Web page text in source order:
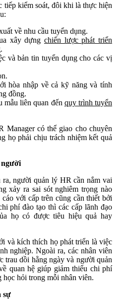
kiểm soát, đôi khi là thực hiện
về nhu cầu tuyển dụng.
xây dựng chiến lược phát triển
.
và bản tin tuyển dụng cho các vị
hòa nhập về cả kỹ năng và tính
đồng.
mẫu liên quan đến quy trình tuyển
Manager có thể giao cho chuyên
họ phải chịu trách nhiệm kết quả
người
người quản lý HR cần nắm vai
xảy ra sai sót nghiêm trọng nào
với cấp trên cũng cần thiết bởi
phí đào tạo thì các cấp lãnh đạo
họ có được tiêu hiệu quả hay
và kích thích họ phát triển là việc
nghiệp. Ngoài ra, các nhân viên
trau dồi hằng ngày và người quản
quan hệ giúp giảm thiểu chi phí
học hỏi trong mỗi nhân viên.
sự